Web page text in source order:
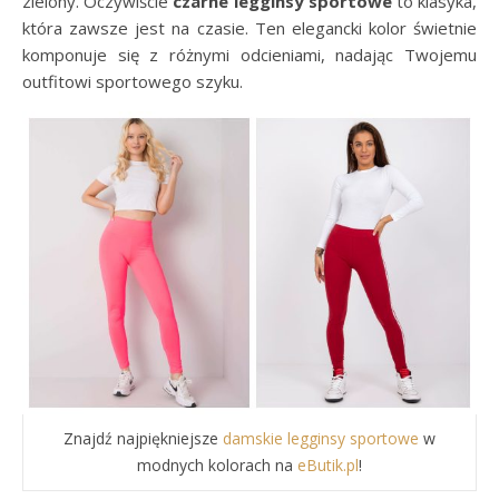
która zawsze jest na czasie. Ten elegancki kolor świetnie
komponuje się z różnymi odcieniami, nadając Twojemu
outfitowi sportowego szyku.
Znajdź najpiękniejsze damskie legginsy sportowe w
modnych kolorach na eButik.pl!